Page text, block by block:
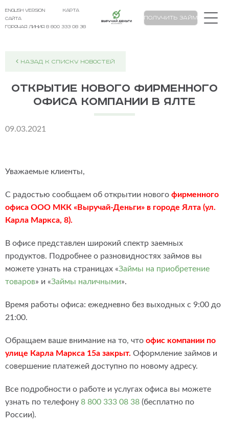
english version
карта
сайта
Горячая линия 8 800 333 08 38
Выручай Деньги Получить займ
НАЗАД К СПИСКУ НОВОСТЕЙ
Открытие нового фирменного
офиса компании в Ялте
09.03.2021
Уважаемые клиенты,
С радостью сообщаем об открытии нового фирменного
офиса ООО МКК «Выручай-Деньги» в городе Ялта (ул.
Карла Маркса, 8).
В офисе представлен широкий спектр заемных
продуктов. Подробнее о разновидностях займов вы
можете узнать на страницах «Займы на приобретение
товаров» и «Займы наличными».
Время работы офиса: ежедневно без выходных с 9:00 до
21:00.
Обращаем ваше внимание на то, что офис компании по
улице Карла Маркса 15а закрыт. Оформление займов и
совершение платежей доступно по новому адресу.
Все подробности о работе и услугах офиса вы можете
узнать по телефону 8 800 333 08 38 (бесплатно по
России).